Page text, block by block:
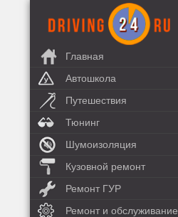
Главная
Автошкола
Путешествия
Тюнинг
Шумоизоляция
Кузовной ремонт
Ремонт ГУР
Ремонт и обслуживание